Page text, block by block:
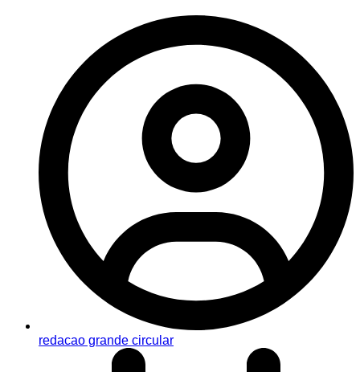
redacao grande circular